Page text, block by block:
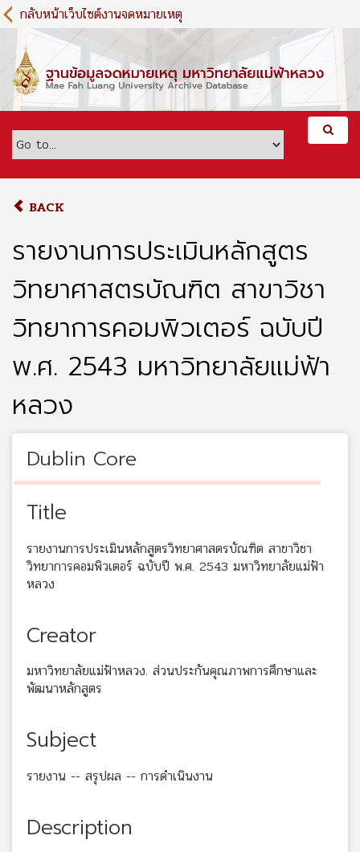
S
k
m
c
กลับหน้าเว็บไซต์งานจดหมายเหตุ
BACK
รายงานการประเมินหลักสูตร
วิทยาศาสตรบัณฑิต สาขาวิชา
วิทยาการคอมพิวเตอร์ ฉบับปี
พ.ศ. 2543 มหาวิทยาลัยแม่ฟ้า
หลวง
Dublin Core
Title
รายงานการประเมินหลักสูตรวิทยาศาสตรบัณฑิต สาขาวิชา
วิทยาการคอมพิวเตอร์ ฉบับปี พ.ศ. 2543 มหาวิทยาลัยแม่ฟ้า
หลวง
Creator
มหาวิทยาลัยแม่ฟ้าหลวง. ส่วนประกันคุณภาพการศึกษาและ
พัฒนาหลักสูตร
Subject
รายงาน -- สรุปผล -- การดำเนินงาน
Description